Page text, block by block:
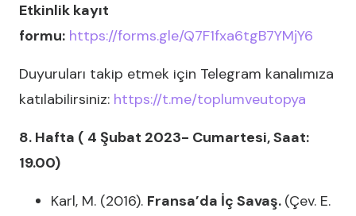
Etkinlik kayıt
formu: https://forms.gle/Q7F1fxa6tgB7YMjY6
Duyuruları takip etmek için Telegram kanalımıza
katılabilirsiniz: https://t.me/toplumveutopya
8. Hafta ( 4 Şubat 2023- Cumartesi, Saat:
19.00)
Karl, M. (2016). Fransa’da İç Savaş. (Çev. E.